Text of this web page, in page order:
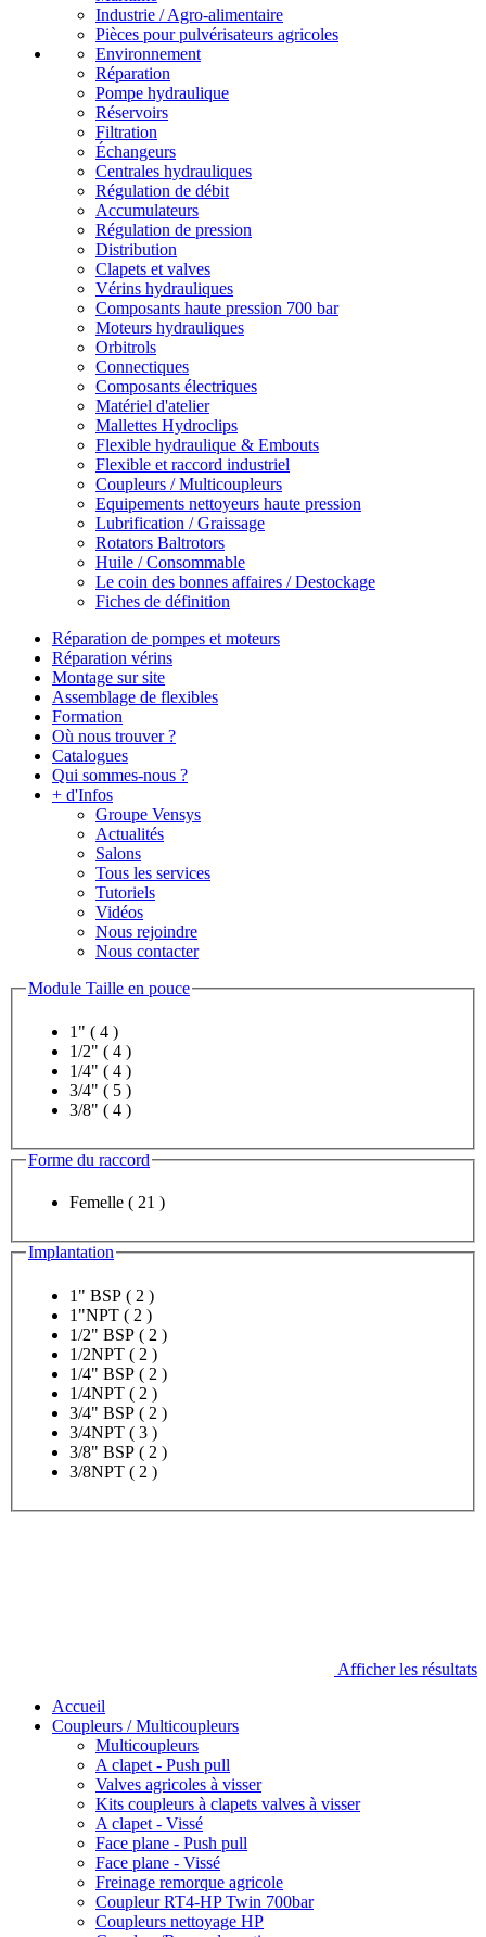
Industrie / Agro-alimentaire
Pièces pour pulvérisateurs agricoles
Environnement
Réparation
Pompe hydraulique
Réservoirs
Filtration
Échangeurs
Centrales hydrauliques
Régulation de débit
Accumulateurs
Régulation de pression
Distribution
Clapets et valves
Vérins hydrauliques
Composants haute pression 700 bar
Moteurs hydrauliques
Orbitrols
Connectiques
Composants électriques
Matériel d'atelier
Mallettes Hydroclips
Flexible hydraulique & Embouts
Flexible et raccord industriel
Coupleurs / Multicoupleurs
Equipements nettoyeurs haute pression
Lubrification / Graissage
Rotators Baltrotors
Huile / Consommable
Le coin des bonnes affaires / Destockage
Fiches de définition
Réparation de pompes et moteurs
Réparation vérins
Montage sur site
Assemblage de flexibles
Formation
Où nous trouver ?
Catalogues
Qui sommes-nous ?
+ d'Infos
Groupe Vensys
Actualités
Salons
Tous les services
Tutoriels
Vidéos
Nous rejoindre
Nous contacter
Module Taille en pouce
1"
( 4 )
1/2"
( 4 )
1/4"
( 4 )
3/4"
( 5 )
3/8"
( 4 )
Forme du raccord
Femelle ( 21 )
Implantation
1" BSP
( 2 )
1"NPT
( 2 )
1/2" BSP
( 2 )
1/2NPT
( 2 )
1/4" BSP
( 2 )
1/4NPT
( 2 )
3/4" BSP
( 2 )
3/4NPT
( 3 )
3/8" BSP
( 2 )
3/8NPT
( 2 )
Afficher les résultats
Accueil
Coupleurs / Multicoupleurs
Multicoupleurs
A clapet - Push pull
Valves agricoles à visser
Kits coupleurs à clapets valves à visser
A clapet - Vissé
Face plane - Push pull
Face plane - Vissé
Freinage remorque agricole
Coupleur RT4-HP Twin 700bar
Coupleurs nettoyage HP